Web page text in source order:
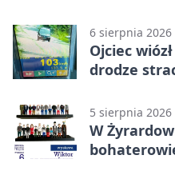
6 sierpnia 2026
Ojciec
drodze
5 sierpnia 2026
W